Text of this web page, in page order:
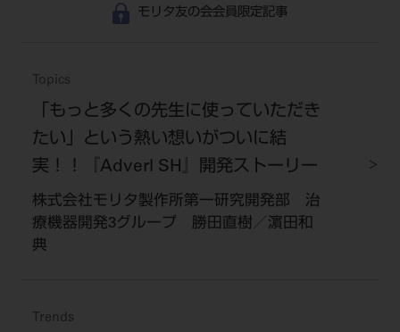
モリタ友の会会員限定記事
Topics
「もっと多くの先生に使っていただき
たい」という熱い想いがついに結
実！！『Adverl SH』開発ストーリー
株式会社モリタ製作所第一研究開発部 治
療機器開発3グループ 勝田直樹／濵田和
典
Trends